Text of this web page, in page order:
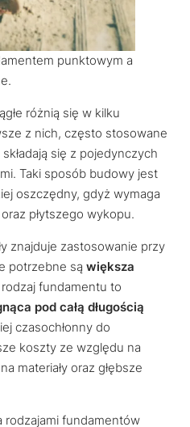
punktowym a
różnią się w kilku
z nich, często stosowane
się z pojedynczych
Taki sposób budowy jest
oszczędny, gdyż wymaga
płytszego wykopu.
znajduje zastosowanie przy
potrzebne są większa
rodzaj fundamentu to
pod całą długością
czasochłonny do
koszty ze względu na
materiały oraz głębsze
rodzajami fundamentów